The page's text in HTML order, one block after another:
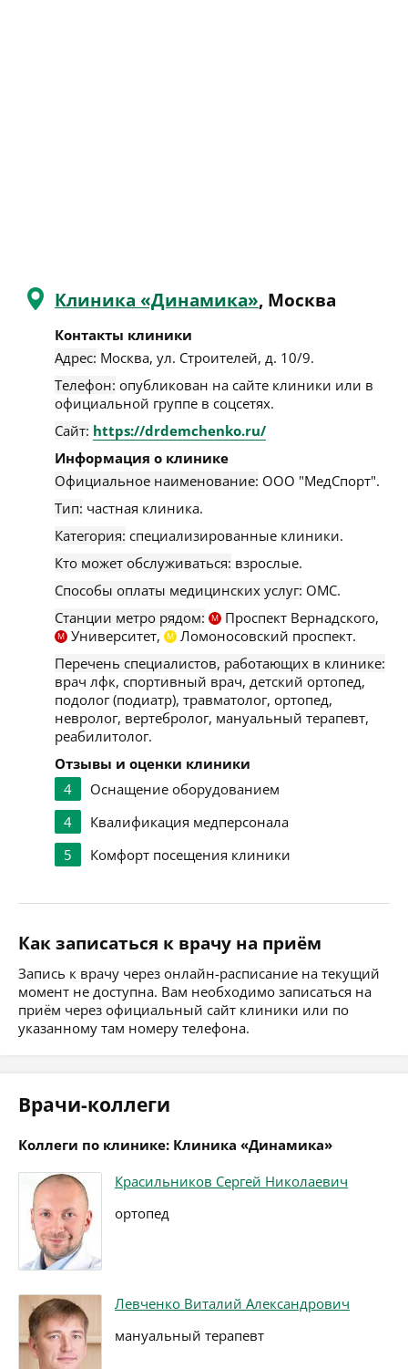
Клиника «Динамика», Москва
Контакты клиники
Адрес: Москва, ул. Строителей, д. 10/9.
Телефон: опубликован на сайте клиники или в
официальной группе в соцсетях.
Сайт: https://drdemchenko.ru/
Информация о клинике
Официальное наименование: ООО "МедСпорт".
Тип: частная клиника.
Категория: специализированные клиники.
Кто может обслуживаться: взрослые.
Способы оплаты медицинских услуг: ОМС.
Станции метро рядом:
М Проспект Вернадского,
М Университет, М Ломоносовский проспект.
Перечень специалистов, работающих в клинике:
врач лфк, спортивный врач, детский ортопед,
подолог (подиатр), травматолог, ортопед,
невролог, вертебролог, мануальный терапевт,
реабилитолог.
Отзывы и оценки клиники
4
Оснащение оборудованием
4
Квалификация медперсонала
5
Комфорт посещения клиники
Как записаться к врачу на приём
Запись к врачу через онлайн-расписание на текущий
момент не доступна. Вам необходимо записаться на
приём через официальный сайт клиники или по
указанному там номеру телефона.
Врачи-коллеги
Коллеги по клинике: Клиника «Динамика»
Красильников Сергей Николаевич
ортопед
Левченко Виталий Александрович
мануальный терапевт